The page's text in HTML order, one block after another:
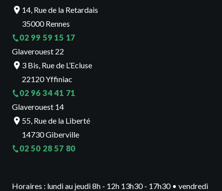
14, Rue de la Retardais
35000 Rennes
02 99 59 15 17
Glaverouest 22
3 Bis, Rue de L’Ecluse
22120 Yffiniac
02 96 34 41 71
Glaverouest 14
55, Rue de la Liberté
14730 Giberville
02 50 28 57 80
Horaires : lundi au jeudi 8h - 12h 13h30 - 17h30 • vendredi